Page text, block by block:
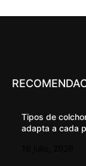
Tipos de
adapta a cada